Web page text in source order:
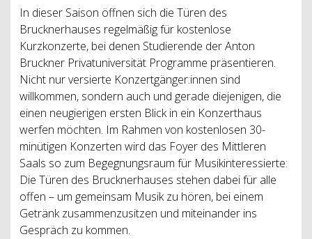
In dieser Saison öffnen sich die Türen des
Brucknerhauses regelmäßig für kostenlose
Kurzkonzerte, bei denen Studierende der Anton
Bruckner Privatuniversität Programme präsentieren.
Nicht nur versierte Konzertgänger:innen sind
willkommen, sondern auch und gerade diejenigen, die
einen neugierigen ersten Blick in ein Konzerthaus
werfen möchten. Im Rahmen von kostenlosen 30-
minütigen Konzerten wird das Foyer des Mittleren
Saals so zum Begegnungsraum für Musikinteressierte:
Die Türen des Brucknerhauses stehen dabei für alle
offen – um gemeinsam Musik zu hören, bei einem
Getränk zusammenzusitzen und miteinander ins
Gespräch zu kommen.